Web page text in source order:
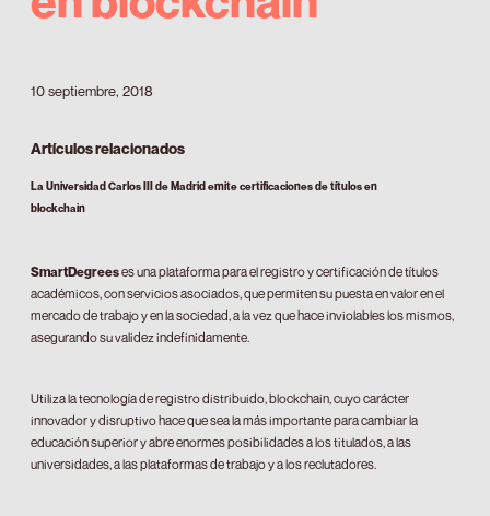
10 septiembre, 2018
Artículos relacionados
La Universidad Carlos III de Madrid emite certificaciones de títulos en
blockchain
SmartDegreeses una plataforma para el registro y certificación de títulos
académicos, con servicios asociados, que permiten su puesta en valor en el
mercado de trabajo y en la sociedad, a la vez que hace inviolables los mismos,
asegurando su validez indefinidamente.
Utiliza la tecnología de registro distribuido, blockchain, cuyo carácter
innovador y disruptivo hace que sea la más importante para cambiar la
educación superior y abre enormes posibilidades a los titulados, a las
universidades, a las plataformas de trabajo y a los reclutadores.